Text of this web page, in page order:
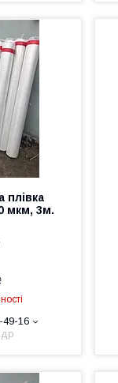
плівка
мкм, 3м.
49-16